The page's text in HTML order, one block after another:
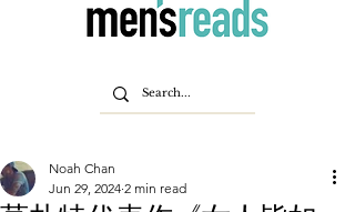
Noah Chan
Jun 29, 2024 2 min read